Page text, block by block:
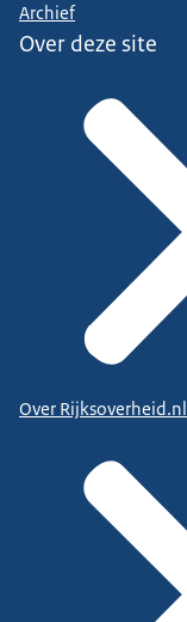
Archief
Over deze site
Over Rijksoverheid.nl